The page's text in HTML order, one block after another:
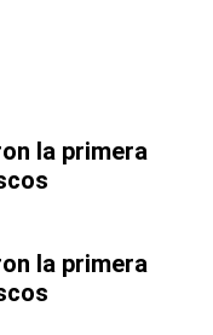
la primera
la primera